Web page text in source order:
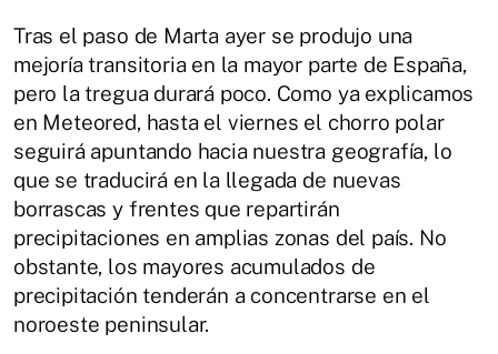
Tras el paso de Marta ayer se produjo una
mejoría transitoria en la mayor parte de España,
pero la tregua durará poco. Como ya explicamos
en Meteored, hasta el viernes el chorro polar
seguirá apuntando hacia nuestra geografía, lo
que se traducirá en la llegada de nuevas
borrascas y frentes que repartirán
precipitaciones en amplias zonas del país. No
obstante, los mayores acumulados de
precipitación tenderán a concentrarse en el
noroeste peninsular.